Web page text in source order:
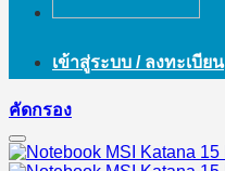
เข้าสู่ระบบ / ลงทะเบียน
คัดกรอง